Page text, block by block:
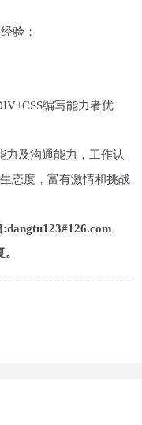
验；
编写能力者优
力及沟通能力，工作认
态度，富有激情和挑战